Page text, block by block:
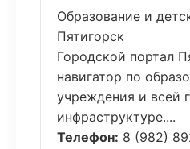
Образование и
Пятигорск
Городской портал
навигатор по
учреждения и всей
инфраструктуре....
Телефон: 8 (982)